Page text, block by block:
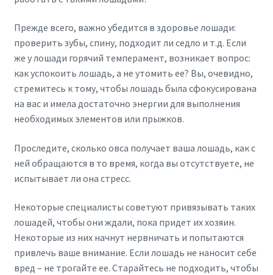
Прежде всего, важно убедится в здоровье лошади:
проверить зубы, спину, подходит ли седло и т.д. Если
же у лошади горячий темперамент, возникает вопрос:
как успокоить лошадь, а не утомить ее? Вы, очевидно,
стремитесь к тому, чтобы лошадь была сфокусирована
на вас и имела достаточно энергии для выполнения
необходимых элементов или прыжков.
Проследите, сколько овса получает ваша лошадь, как с
ней обращаются в то время, когда вы отсутствуете, не
испытывает ли она стресс.
Некоторые специалисты советуют привязывать таких
лошадей, чтобы они ждали, пока придет их хозяин.
Некоторые из них начнут нервничать и попытаются
привлечь ваше внимание. Если лошадь не наносит себе
вред – не трогайте ее. Старайтесь не подходить, чтобы